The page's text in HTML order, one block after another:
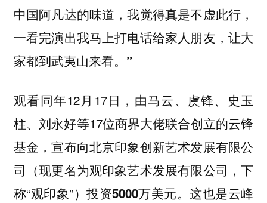
中国阿凡达的味道，我觉得真是不虚此行，
一看完演出我马上打电话给家人朋友，让大
家都到武夷山来看。”
观看同年12月17日，由马云、虞锋、史玉
柱、刘永好等17位商界大佬联合创立的云锋
基金，宣布向北京印象创新艺术发展有限公
司（现更名为观印象艺术发展有限公司，下
称“观印象”）投资5000万美元。这也是云峰